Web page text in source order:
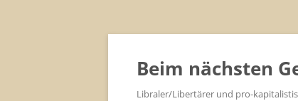
Zum
springen
Beim nächsten
Libraler/Libertärer und pro-